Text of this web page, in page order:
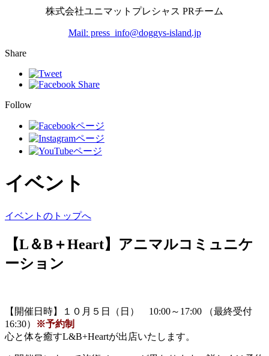
株式会社ユニマットプレシャス PRチーム
Mail: press_info@doggys-island.jp
Share
Follow
イベント
イベントのトップへ
【L＆B＋Heart】アニマルコミュニケ
ーション
【開催日時】１０月５日（日） 10:00～17:00 （最終受付
16:30）
※予約制
心と体を癒すL&B+Heartが出店いたします。